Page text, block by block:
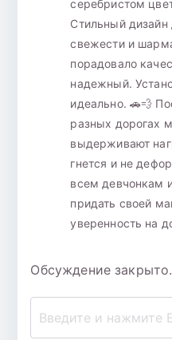
серебристом
Стильный
свежести и
порадовало
надежный.
идеально. 🚗💨
разных дорогах
выдерживают
гнется и не
всем девчонкам
придать своей
уверенность на
Обсуждение закрыто.